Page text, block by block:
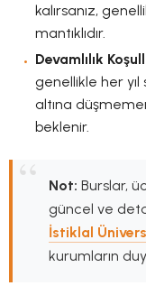
kalırsanız,
mantıklıdır.
Devamlılık
genellikle her yıl
altına
beklenir.
Not: Burslar,
güncel ve
İstiklal
kurumların